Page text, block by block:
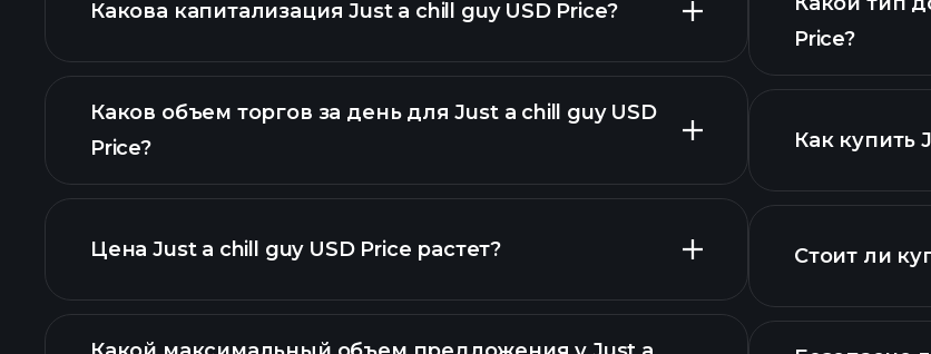
расширенной диаграмме
Какова капитализация Just a chill guy USD Price?
Каков объем торгов за день для Just a chill guy USD
Price?
Цена Just a chill guy USD Price растет?
Price?
Как купить
Стоит ли